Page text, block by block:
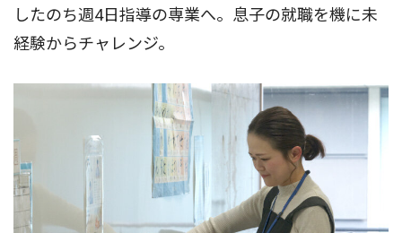
したのち週4日指導の専業へ。息子の就職を機に未
経験からチャレンジ。